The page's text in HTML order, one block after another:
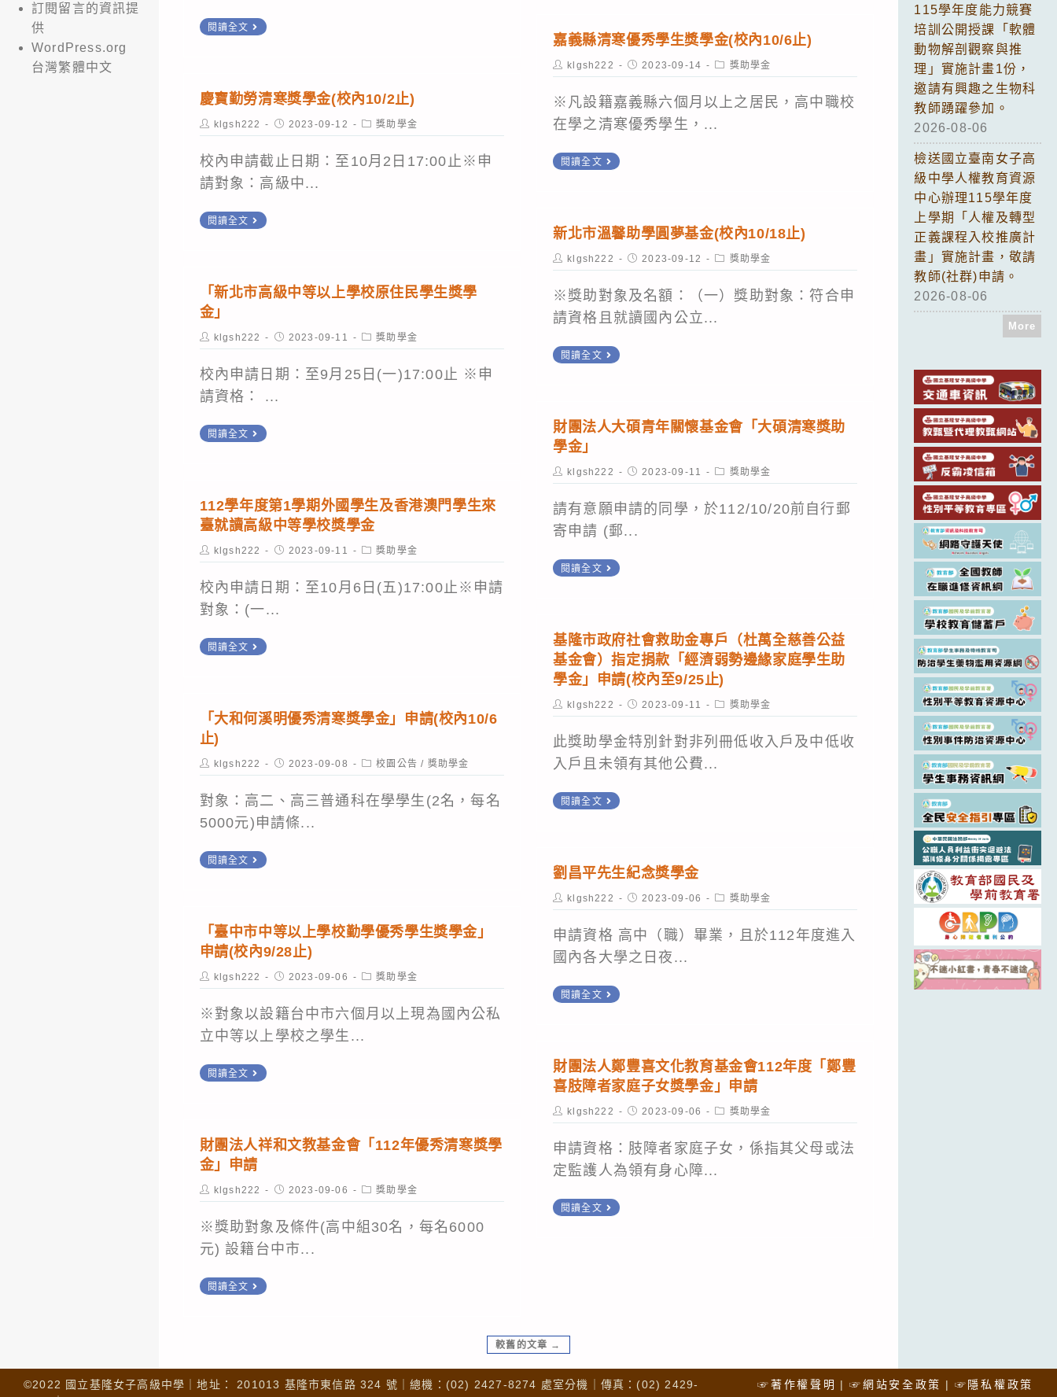
優
年
獎
金
(校
助
學
金】
第
期
自
強
優
秀
生
金」
高
中
等
以
學
寒
優
秀
學
生
學
閱讀全文
雲
清
優
秀
學
獎
(10/4
嘉義縣清寒優秀學生獎學金(校內10/6止)
Post
author:
klgsh222
Post
published:
2023-09-14
Post
category:
獎助學金
※凡設籍嘉義縣六個月以上之居民，高中職校
在學之清寒優秀學生，...
閱讀全文
嘉
清
優
秀
學
獎
(校
10/6
止)
慶寶勤勞清寒獎學金(校內10/2止)
Post
author:
klgsh222
Post
published:
2023-09-12
Post
category:
獎助學金
校內申請截止日期：至10月2日17:00止※申
請對象：高級中...
閱讀全文
慶
勞
獎
學
內
新北市溫馨助學圓夢基金(校內10/18止)
Post
author:
klgsh222
Post
published:
2023-09-12
Post
category:
獎助學金
※獎助對象及名額：（一）獎助對象：符合申
請資格且就讀國內公立...
閱讀全文
新
溫
學
圓
夢
金
10/18
止)
「新北市高級中等以上學校原住民學生獎學
金」
Post
author:
klgsh222
Post
published:
2023-09-11
Post
category:
獎助學金
校內申請日期：至9月25日(一)17:00止 ※申
請資格： ...
閱讀全文
「新
高
級
等
以
校
民
生
學
金」
財團法人大碩青年關懷基金會「大碩清寒獎助
學金」
Post
author:
klgsh222
Post
published:
2023-09-11
Post
category:
獎助學金
請有意願申請的同學，於112/10/20前自行郵
寄申請 (郵...
閱讀全文
財
人
大
碩
青
年
關
懷
金
碩
清
獎
助
112學年度第1學期外國學生及香港澳門學生來
臺就讀高級中等學校獎學金
Post
author:
klgsh222
Post
published:
2023-09-11
Post
category:
獎助學金
校內申請日期：至10月6日(五)17:00止※申請
對象：(一...
閱讀全文
112
度
學
期
外
學
香
港
澳
學
生
臺
高
中
等
學
校
獎
基隆市政府社會救助金專戶（杜萬全慈善公益
基金會）指定捐款「經濟弱勢邊緣家庭學生助
學金」申請(校內至9/25止)
Post
author:
klgsh222
Post
published:
2023-09-11
Post
category:
獎助學金
此獎助學金特別針對非列冊低收入戶及中低收
入戶且未領有其他公費...
閱讀全文
基
政
社
會
救
金
（杜
萬
全
慈
善
公
基
「經
濟
「大和何溪明優秀清寒獎學金」申請(校內10/6
止)
Post
author:
klgsh222
Post
published:
2023-09-08
Post
category:
校園公告 / 獎助學金
對象：高二、高三普通科在學學生(2名，每名
5000元)申請條...
閱讀全文
「大
溪
明
秀
清
寒
學
請
內
止)
劉昌平先生紀念獎學金
Post
author:
klgsh222
Post
published:
2023-09-06
Post
category:
獎助學金
申請資格 高中（職）畢業，且於112年度進入
國內各大學之日夜...
閱讀全文
劉
先
生
念
獎
學
「臺中市中等以上學校勤學優秀學生獎學金」
申請(校內9/28止)
Post
author:
klgsh222
Post
published:
2023-09-06
Post
category:
獎助學金
※對象以設籍台中市六個月以上現為國內公私
立中等以上學校之學生...
閱讀全文
「臺
中
上
學
校
學
生
財團法人鄭豐喜文化教育基金會112年度「鄭豐
喜肢障者家庭子女獎學金」申請
Post
author:
klgsh222
Post
published:
2023-09-06
Post
category:
獎助學金
申請資格：肢障者家庭子女，係指其父母或法
定監護人為領有身心障...
閱讀全文
財
化
財團法人祥和文教基金會「112年優秀清寒獎學
金」申請
Post
author:
klgsh222
Post
published:
2023-09-06
Post
category:
獎助學金
※獎助對象及條件(高中組30名，每名6000
元) 設籍台中市...
閱讀全文
財
祥
和
較舊的文章 →
訂閱留言的資訊提
供
WordPress.org
台灣繁體中文
115學年度能力競賽
培訓公開授課「軟體
動物解剖觀察與推
理」實施計畫1份，
邀請有興趣之生物科
教師踴躍參加。
2026-08-06
檢送國立臺南女子高
級中學人權教育資源
中心辦理115學年度
上學期「人權及轉型
正義課程入校推廣計
畫」實施計畫，敬請
教師(社群)申請。
2026-08-06
More
☞著作權聲明 ☞網站安全政策 ☞隱私權政策
©2022 國立基隆女子高級中學｜地址： 201013 基隆市東信路 324 號｜總機：(02) 2427-8274 處室分機｜傳真：(02) 2429-